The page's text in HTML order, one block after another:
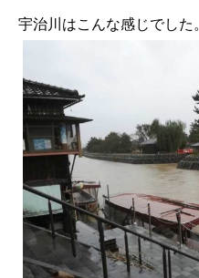
宇治川はこんな感じでした。